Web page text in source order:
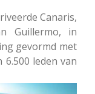
Canaris,
Guillermo, in
gevormd met
leden van